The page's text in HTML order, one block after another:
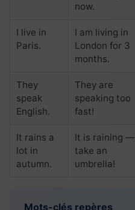
now.
I live in
Paris.
I am living in
London for 3
months.
They
speak
English.
They are
speaking too
fast!
It rains a
lot in
autumn.
It is raining —
take an
umbrella!
Mots-clés repères